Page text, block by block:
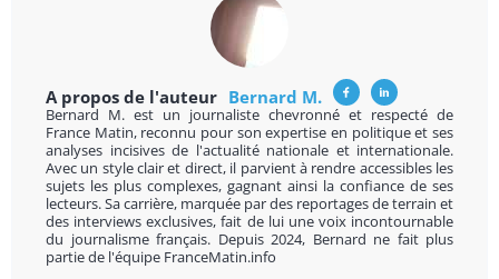
A propos de l'auteur Bernard M.
Bernard M. est un journaliste chevronné et respecté de
France Matin, reconnu pour son expertise en politique et ses
analyses incisives de l'actualité nationale et internationale.
Avec un style clair et direct, il parvient à rendre accessibles les
sujets les plus complexes, gagnant ainsi la confiance de ses
lecteurs. Sa carrière, marquée par des reportages de terrain et
des interviews exclusives, fait de lui une voix incontournable
du journalisme français. Depuis 2024, Bernard ne fait plus
partie de l'équipe FranceMatin.info